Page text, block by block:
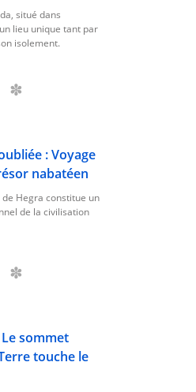
situé dans
lieu unique tant par
isolement.
: Voyage
nabatéen
Hegra constitue un
de la civilisation
sommet
touche le